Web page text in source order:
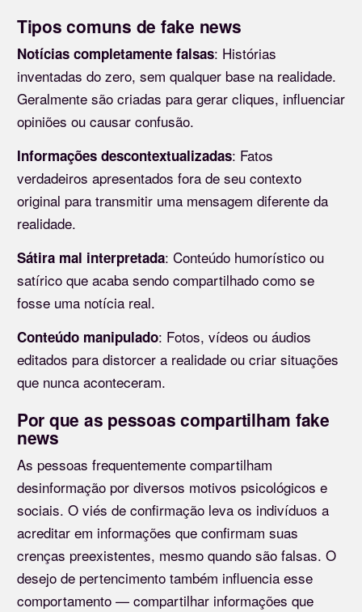
Tipos comuns de fake news
Notícias completamente falsas: Histórias
inventadas do zero, sem qualquer base na realidade.
Geralmente são criadas para gerar cliques, influenciar
opiniões ou causar confusão.
Informações descontextualizadas: Fatos
verdadeiros apresentados fora de seu contexto
original para transmitir uma mensagem diferente da
realidade.
Sátira mal interpretada: Conteúdo humorístico ou
satírico que acaba sendo compartilhado como se
fosse uma notícia real.
Conteúdo manipulado: Fotos, vídeos ou áudios
editados para distorcer a realidade ou criar situações
que nunca aconteceram.
Por que as pessoas compartilham fake
news
As pessoas frequentemente compartilham
desinformação por diversos motivos psicológicos e
sociais. O viés de confirmação leva os indivíduos a
acreditar em informações que confirmam suas
crenças preexistentes, mesmo quando são falsas. O
desejo de pertencimento também influencia esse
comportamento — compartilhar informações que